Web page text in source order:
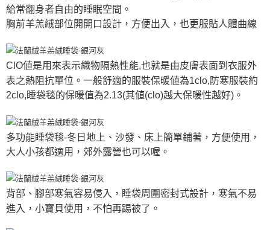
給常翻身者自由的睡眠空間。
胸前羊羔絨部位開開口設計，方便出入，也更服貼人體曲線
ClO値是用來表示織物隔熱性能,也就是由皮膚表面到衣服外
表之熱阻抗單位。一般舒適的服裝保暖値為1clo,防寒服裝約
2clo,睡袋毯的保暖值為2.13(其値(clo)越大保暖性越好)。
多功能睡袋毯-冬日地上、沙發、床上簡單鋪著，方便使用，
大人小孩都適用，郊外露營也可以喔。
背部、腳部寒氣容易侵入，睡袋周圍密封式設計，寒氣不易
進入，小寶貝使用，不怕再踢被了。